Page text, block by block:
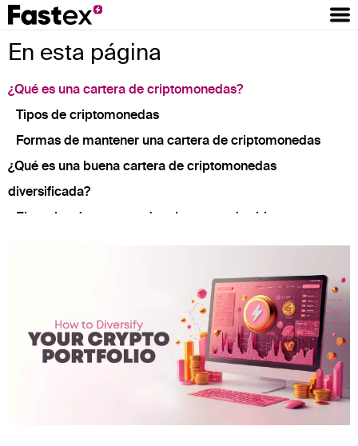
En esta página
¿Qué es una cartera de criptomonedas?
Tipos de criptomonedas
Formas de mantener una cartera de criptomonedas
¿Qué es una buena cartera de criptomonedas
diversificada?
mediana capitalización y pequeña capitalización
Mezcla de tokens de utilidad, tokens de seguridad y
tokens de gobernabilidad
¿Qué grado de diversificación debe tener tu cartera de